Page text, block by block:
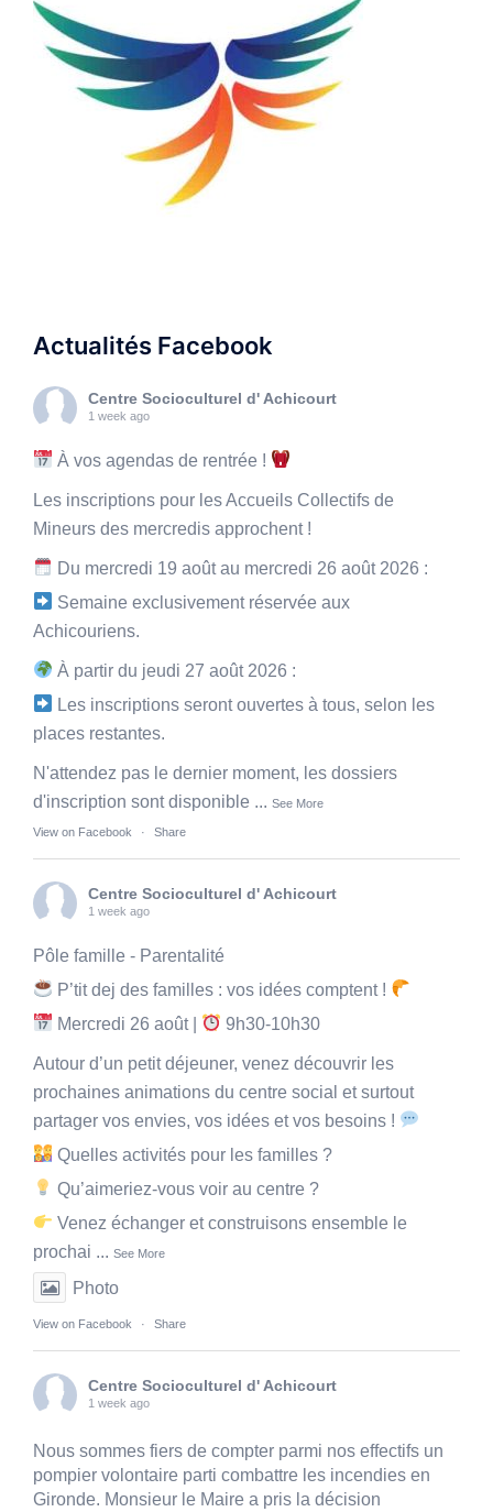
Actualités Facebook
Centre Socioculturel d' Achicourt
1 week ago
À vos agendas de rentrée !
Les inscriptions pour les Accueils Collectifs de
Mineurs des mercredis approchent !
Du mercredi 19 août au mercredi 26 août 2026 :
Semaine exclusivement réservée aux
Achicouriens.
À partir du jeudi 27 août 2026 :
Les inscriptions seront ouvertes à tous, selon les
places restantes.
N'attendez pas le dernier moment, les dossiers
d'inscription sont disponible ... See More
View on Facebook · Share
Centre Socioculturel d' Achicourt
1 week ago
Pôle famille - Parentalité
P’tit dej des familles : vos idées comptent !
Mercredi 26 août |
9h30-10h30
Autour d’un petit déjeuner, venez découvrir les
prochaines animations du centre social et surtout
partager vos envies, vos idées et vos besoins !
Quelles activités pour les familles ?
Qu’aimeriez-vous voir au centre ?
Venez échanger et construisons ensemble le
prochai ... See More
Photo
View on Facebook · Share
Centre Socioculturel d' Achicourt
1 week ago
Nous sommes fiers de compter parmi nos effectifs un
pompier volontaire parti combattre les incendies en
Gironde. Monsieur le Maire a pris la décision